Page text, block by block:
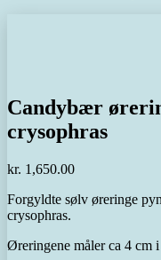
Candybær
crysophras
kr. 1,650.00
Forgyldte sølv øreringe
crysophras.
Øreringene måler ca 4 cm